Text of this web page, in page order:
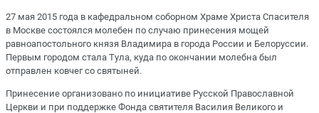
27 мая 2015 года в кафедральном соборном Храме Христа Спасителя
в Москве состоялся молебен по случаю принесения мощей
равноапостольного князя Владимира в города России и Белоруссии.
Первым городом стала Тула, куда по окончании молебна был
отправлен ковчег со святыней.
Принесение организовано по инициативе Русской Православной
Церкви и при поддержке Фонда святителя Василия Великого и